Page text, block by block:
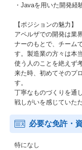
・Javaを用いた開発経
【ポジションの魅力】
アペルザでの開発は業
ナーのもとで、チーム
す。製造業の方々は本
使う人のことを絶えず
来た時、初めてそのプ
す。
丁寧なものづくりを通
戦しがいを感じていた
必要な免許・
特になし